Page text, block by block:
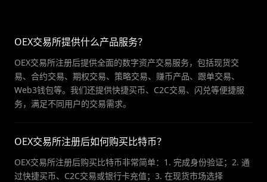
OEX交易所提供什么产品服务？
OEX交易所注册后提供全面的数字资产交易服务，包括现货交
易、合约交易、期权交易、策略交易、赚币产品、跟单交易、
Web3钱包等。我们还提供快捷买币、C2C交易、闪兑等便捷服
务，满足不同用户的交易需求。
OEX交易所注册后如何购买比特币？
OEX交易所注册后购买比特币非常简单：1. 完成身份验证；2. 通
过快捷买币、C2C交易或银行卡充值；3. 在现货市场选择